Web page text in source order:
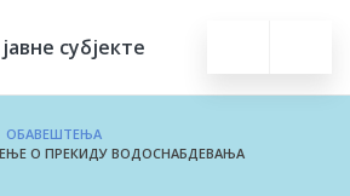
ОБАВЕШТЕЊА
О ПРЕКИДУ ВОДОСНАБДЕВАЊА